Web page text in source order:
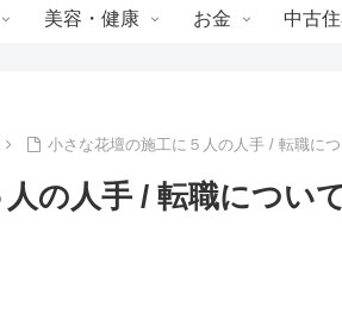
美容・健康 お金 中古
小さな花壇の施工に５人の人手 / 転職に
の人手 / 転職につい